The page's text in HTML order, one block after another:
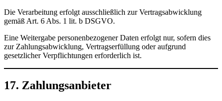
Die Verarbeitung erfolgt ausschließlich zur Vertragsabwicklung
gemäß Art. 6 Abs. 1 lit. b DSGVO.
Eine Weitergabe personenbezogener Daten erfolgt nur, sofern dies
zur Zahlungsabwicklung, Vertragserfüllung oder aufgrund
gesetzlicher Verpflichtungen erforderlich ist.
17. Zahlungsanbieter